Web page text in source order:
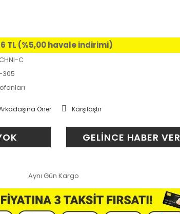
TL (%5,00 havale indirimi)
C
305
Öner Karşılaştır
GELİNCE HABER VER
Aynı Gün Kargo